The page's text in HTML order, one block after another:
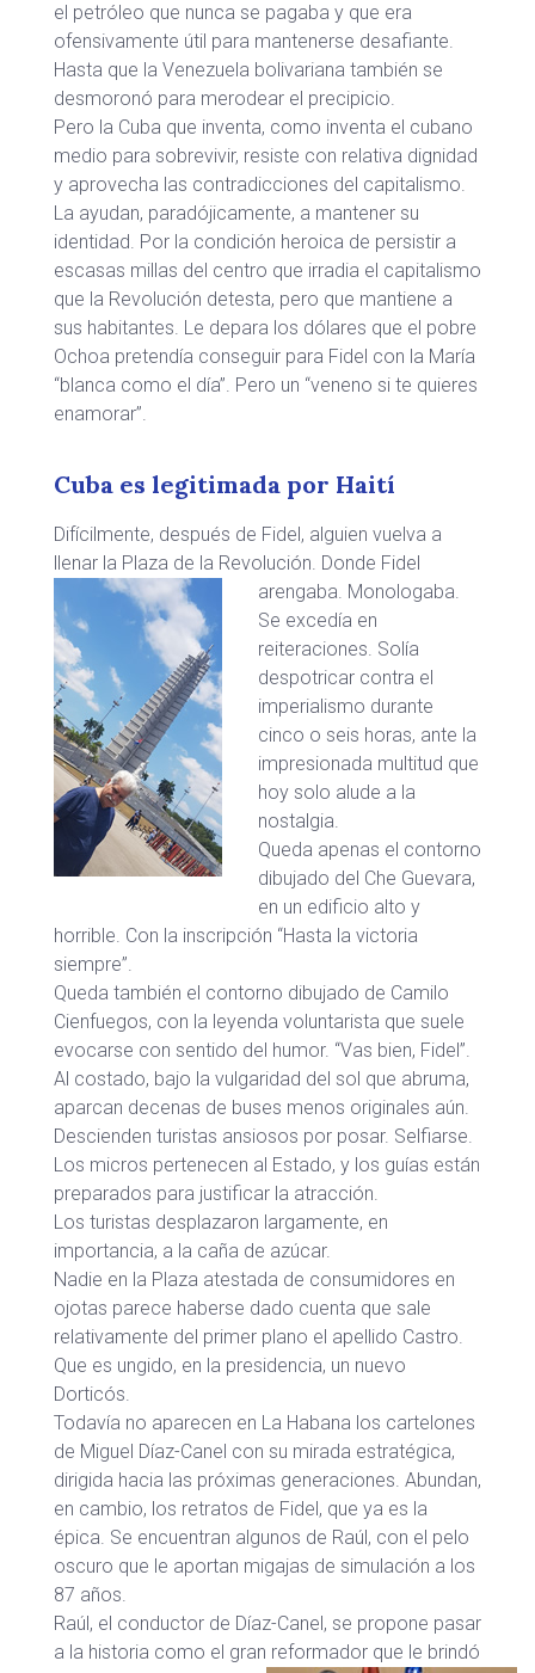
el petróleo que nunca se pagaba y que era
ofensivamente útil para mantenerse desafiante.
Hasta que la Venezuela bolivariana también se
desmoronó para merodear el precipicio.
Pero la Cuba que inventa, como inventa el cubano
medio para sobrevivir, resiste con relativa dignidad
y aprovecha las contradicciones del capitalismo.
La ayudan, paradójicamente, a mantener su
identidad. Por la condición heroica de persistir a
escasas millas del centro que irradia el capitalismo
que la Revolución detesta, pero que mantiene a
sus habitantes. Le depara los dólares que el pobre
Ochoa pretendía conseguir para Fidel con la María
“blanca como el día”. Pero un “veneno si te quieres
enamorar”.
Cuba es legitimada por Haití
Difícilmente, después de Fidel, alguien vuelva a
llenar la Plaza de la Revolución. Donde Fidel
arengaba. Monologaba.
Se excedía en
reiteraciones. Solía
despotricar contra el
imperialismo durante
cinco o seis horas, ante la
impresionada multitud que
hoy solo alude a la
nostalgia.
Queda apenas el contorno
dibujado del Che Guevara,
en un edificio alto y
horrible. Con la inscripción “Hasta la victoria
siempre”.
Queda también el contorno dibujado de Camilo
Cienfuegos, con la leyenda voluntarista que suele
evocarse con sentido del humor. “Vas bien, Fidel”.
Al costado, bajo la vulgaridad del sol que abruma,
aparcan decenas de buses menos originales aún.
Descienden turistas ansiosos por posar. Selfiarse.
Los micros pertenecen al Estado, y los guías están
preparados para justificar la atracción.
Los turistas desplazaron largamente, en
importancia, a la caña de azúcar.
Nadie en la Plaza atestada de consumidores en
ojotas parece haberse dado cuenta que sale
relativamente del primer plano el apellido Castro.
Que es ungido, en la presidencia, un nuevo
Dorticós.
Todavía no aparecen en La Habana los cartelones
de Miguel Díaz-Canel con su mirada estratégica,
dirigida hacia las próximas generaciones. Abundan,
en cambio, los retratos de Fidel, que ya es la
épica. Se encuentran algunos de Raúl, con el pelo
oscuro que le aportan migajas de simulación a los
87 años.
Raúl, el conductor de Díaz-Canel, se propone pasar
a la historia como el gran reformador que le brindó